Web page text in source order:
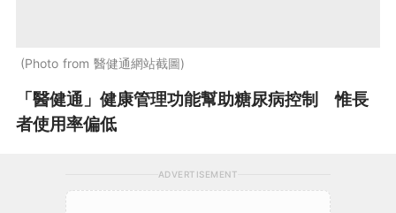
Photo from 醫健通網站截圖
「醫健通」健康管理功能幫助糖尿病控制 惟長
者使用率偏低
ADVERTISEMENT